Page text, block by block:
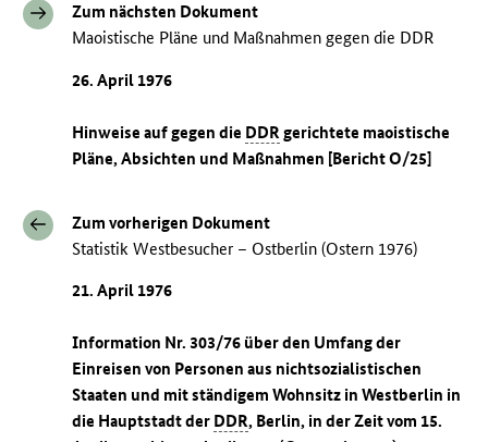
Zum nächsten Dokument
Maoistische Pläne und Maßnahmen gegen die DDR
26. April 1976
Hinweise auf gegen die DDR gerichtete maoistische
Pläne, Absichten und Maßnahmen [Bericht O/25]
Zum vorherigen Dokument
Statistik Westbesucher – Ostberlin (Ostern 1976)
21. April 1976
Information Nr. 303/76 über den Umfang der
Einreisen von Personen aus nichtsozialistischen
Staaten und mit ständigem Wohnsitz in Westberlin in
die Hauptstadt der DDR, Berlin, in der Zeit vom 15.